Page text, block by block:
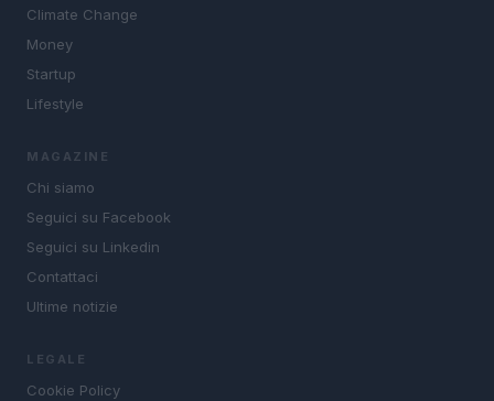
Climate Change
Money
Startup
Lifestyle
MAGAZINE
Chi siamo
Seguici su Facebook
Seguici su Linkedin
Contattaci
Ultime notizie
LEGALE
Cookie Policy